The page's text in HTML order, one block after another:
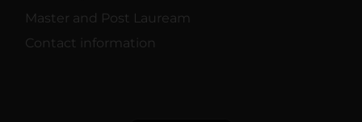
Master and Post Lauream
Contact information